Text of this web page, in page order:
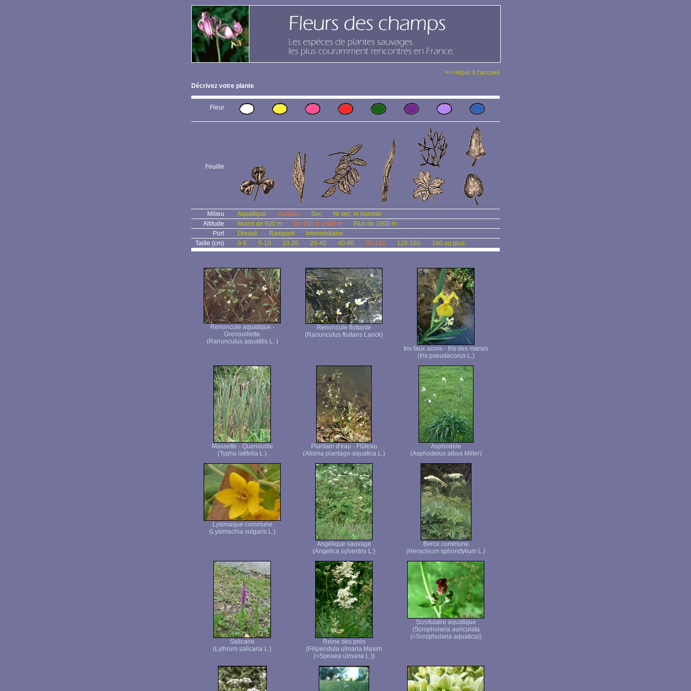
<< retour à l'accueil
Décrivez votre plante
Fleur
Feuille
Milieu Aquatique Humide Sec
Ni sec, ni humide
Altitude
Moins de 600 m De 600 à 1000 m
Plus de 1000 m
Port
Dressé Rampant
Intermédiaire
Taille (cm)
0-5 5-10 10-20 20-40 40-80 80-120 120-160 160 ou plus
Renoncule aquatique -
Grenouillette
(Ranunculus aquatilis L. )
Renoncule flottante
(Ranunculus fluitans Lanck)
Iris faux acore - Iris des marais
(Iris pseudacorus L.)
Massette - Quenouille
(Typha latifolia L.)
Plantain d'eau - Flûteau
(Alisma plantago-aquatica L.)
Asphodèle
(Asphodelus albus Miller)
Lysimaque commune
(Lysimachia vulgaris L.)
Angélique sauvage
(Angelica sylvestris L.)
Berce commune
(Heracleum sphondylium L.)
Salicaire
(Lythrum salicaria L.)
Reine des prés
(Filipendula ulmaria Maxim
(=Spiraea ulmaria L.))
Scrofulaire aquatique
(Scrophularia auriculata
(=Scrophularia aquatica))